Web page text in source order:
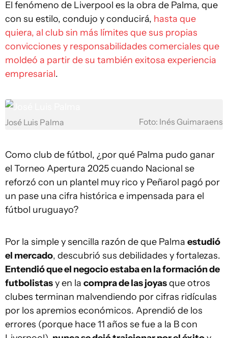
El fenómeno de Liverpool es la obra de Palma, que
con su estilo, condujo y conducirá, hasta que
quiera, al club sin más límites que sus propias
convicciones y responsabilidades comerciales que
moldeó a partir de su también exitosa experiencia
empresarial.
José Luis Palma Foto: Inés Guimaraens
Como club de fútbol, ¿por qué Palma pudo ganar
el Torneo Apertura 2025 cuando Nacional se
reforzó con un plantel muy rico y Peñarol pagó por
un pase una cifra histórica e impensada para el
fútbol uruguayo?
Por la simple y sencilla razón de que Palma estudió
el mercado, descubrió sus debilidades y fortalezas.
Entendió que el negocio estaba en la formación de
futbolistasy en la compra de las joyasque otros
clubes terminan malvendiendo por cifras ridículas
por los apremios económicos. Aprendió de los
errores (porque hace 11 años se fue a la B con